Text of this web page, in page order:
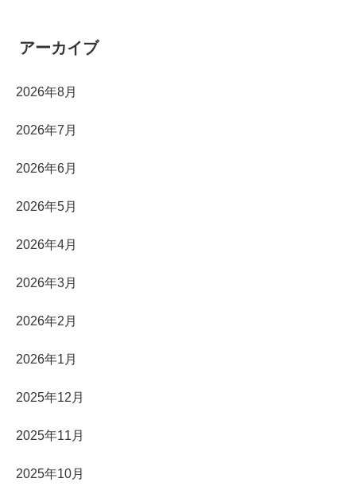
アーカイブ
2026年8月
2026年7月
2026年6月
2026年5月
2026年4月
2026年3月
2026年2月
2026年1月
2025年12月
2025年11月
2025年10月